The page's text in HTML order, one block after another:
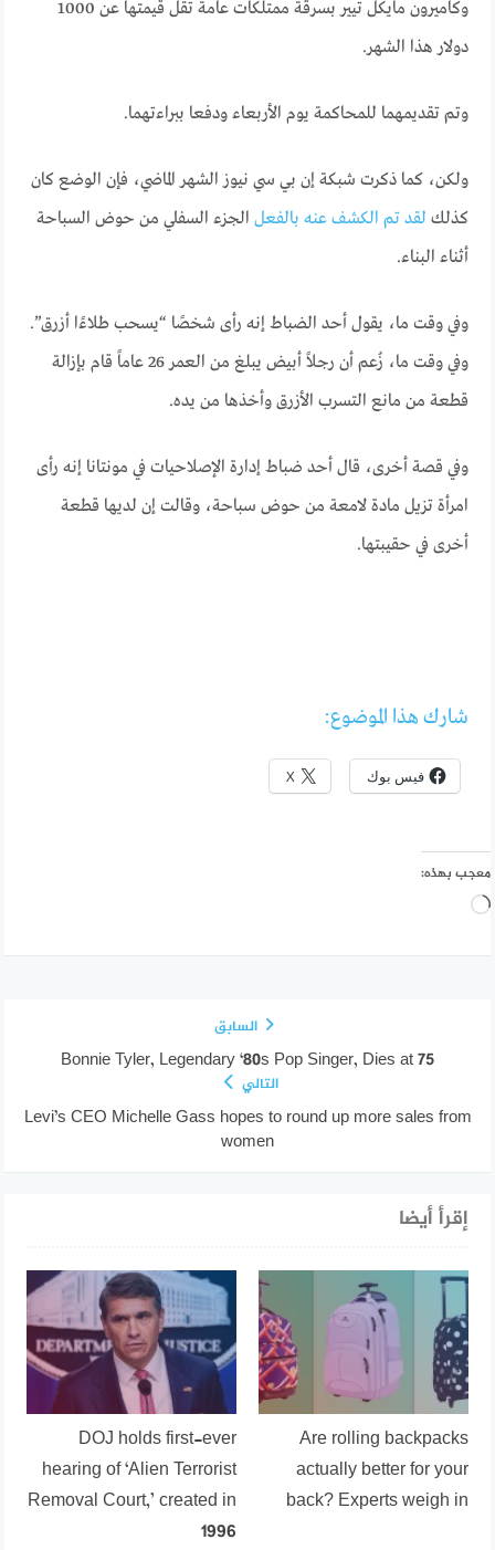
وكاميرون مايكل تيير بسرقة ممتلكات عامة تقل قيمتها عن 1000
دولار هذا الشهر.
وتم تقديمهما للمحاكمة يوم الأربعاء ودفعا ببراءتهما.
ولكن، كما ذكرت شبكة إن بي سي نيوز الشهر الماضي، فإن الوضع كان
كذلك لقد تم الكشف عنه بالفعل الجزء السفلي من حوض السباحة
أثناء البناء.
وفي وقت ما، يقول أحد الضباط إنه رأى شخصًا “يسحب طلاءًا أزرق”.
وفي وقت ما، زُعم أن رجلاً أبيض يبلغ من العمر 26 عاماً قام بإزالة
قطعة من مانع التسرب الأزرق وأخذها من يده.
وفي قصة أخرى، قال أحد ضباط إدارة الإصلاحيات في مونتانا إنه رأى
امرأة تزيل مادة لامعة من حوض سباحة، وقالت إن لديها قطعة
أخرى في حقيبتها.
شارك هذا الموضوع:
فيس بوك X
معجب بهذه:
جاري
السابق
Bonnie Tyler, Legendary ‘80s Pop Singer, Dies at 75
التالي
Levi’s CEO Michelle Gass hopes to round up more sales from
women
إقرأ أيضا
Are rolling backpacks
actually better for your
back? Experts weigh in
DOJ holds first-ever
hearing of ‘Alien Terrorist
Removal Court,’ created in
1996